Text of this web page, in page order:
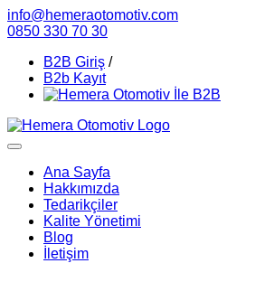
info@hemeraotomotiv.com
0850 330 70 30
B2B Giriş /
B2b Kayıt
Ana Sayfa
Hakkımızda
Tedarikçiler
Kalite Yönetimi
Blog
İletişim